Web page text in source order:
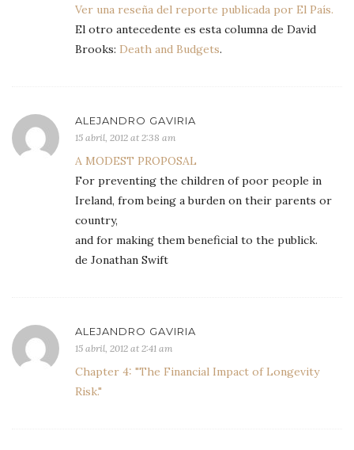
Ver una reseña del reporte publicada por El País.
El otro antecedente es esta columna de David
Brooks: Death and Budgets.
ALEJANDRO GAVIRIA
15 abril, 2012 at 2:38 am
A MODEST PROPOSAL
For preventing the children of poor people in
Ireland, from being a burden on their parents or
country,
and for making them beneficial to the publick.
de Jonathan Swift
ALEJANDRO GAVIRIA
15 abril, 2012 at 2:41 am
Chapter 4: "The Financial Impact of Longevity
Risk."